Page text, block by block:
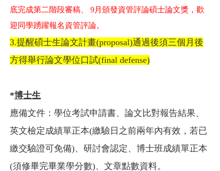
底完成第二階段審稿、 9月頒發資管評論碩士論文獎，歡
迎同學踴躍報名資管評論。
3.提醒碩士生論文計畫(proposal)通過後須三個月後
方得舉行論文學位口試(final defense)
*博士生
應備文件：學位考試申請書、論文比對報告結果、
英文檢定成績單正本(繳驗日之前兩年內有效，若已
繳交驗證可免備)、研討會認定、博士班成績單正本
(須修畢完畢業學分數)、文章點數資料。